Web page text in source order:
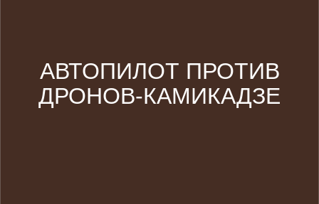
АВТОПИЛОТ ПРОТИВ
ДРОНОВ-КАМИКАДЗЕ